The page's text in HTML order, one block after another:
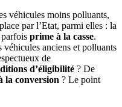
véhicules moins polluants,
par l’Etat, parmi elles : la
parfois prime à la casse.
véhicules anciens et polluants
de
d’éligibilité ? De
la conversion ? Le point